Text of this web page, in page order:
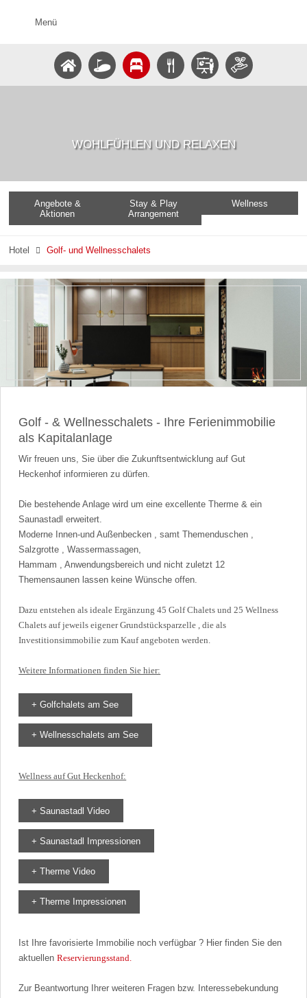
Menü
WOHLFÜHLEN UND RELAXEN
Angebote &
Aktionen
Stay & Play
Arrangement
Wellness
Hotel  Golf- und Wellnesschalets
Golf - & Wellnesschalets - Ihre Ferienimmobilie
als Kapitalanlage
Wir freuen uns, Sie über die Zukunftsentwicklung auf Gut
Heckenhof informieren zu dürfen.
Die bestehende Anlage wird um eine excellente Therme & ein
Saunastadl erweitert.
Moderne Innen-und Außenbecken , samt Themenduschen ,
Salzgrotte , Wassermassagen,
Hammam , Anwendungsbereich und nicht zuletzt 12
Themensaunen lassen keine Wünsche offen.
Dazu entstehen als ideale Ergänzung 45 Golf Chalets und 25 Wellness
Chalets auf jeweils eigener Grundstücksparzelle , die als
Investitionsimmobilie zum Kauf angeboten werden.
Weitere Informationen finden Sie hier:
+ Golfchalets am See
+ Wellnesschalets am See
Wellness auf Gut Heckenhof:
+ Saunastadl Video
+ Saunastadl Impressionen
+ Therme Video
+ Therme Impressionen
Ist Ihre favorisierte Immobilie noch verfügbar ? Hier finden Sie den
aktuellenReservierungsstand.
Zur Beantwortung Ihrer weiteren Fragen bzw. Interessebekundung